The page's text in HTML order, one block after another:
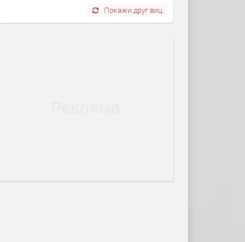
Покажи друг виц